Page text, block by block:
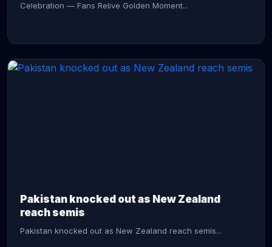
Celebration — Fans Relive Golden Moment...
Pakistan knocked out as New Zealand
reach semis
Pakistan knocked out as New Zealand reach semis...